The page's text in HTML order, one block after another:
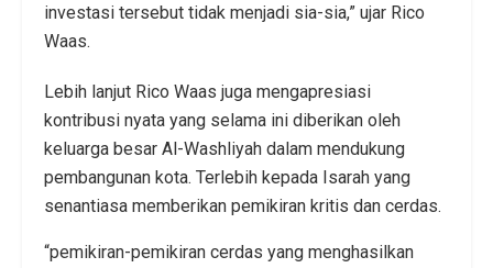
investasi tersebut tidak menjadi sia-sia,” ujar Rico
Waas.
Lebih lanjut Rico Waas juga mengapresiasi
kontribusi nyata yang selama ini diberikan oleh
keluarga besar Al-Washliyah dalam mendukung
pembangunan kota. Terlebih kepada Isarah yang
senantiasa memberikan pemikiran kritis dan cerdas.
“pemikiran-pemikiran cerdas yang menghasilkan